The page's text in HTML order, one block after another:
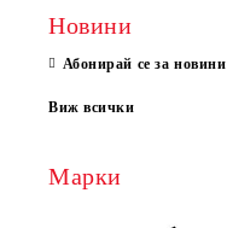
Новини
Абонирай се за новини
Виж всички
Марки